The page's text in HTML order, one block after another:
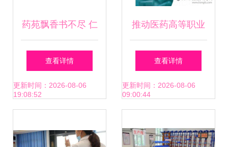
药苑飘香书不尽 仁
心宣医桥永续 医药
教学器材的诗意探
查看详情
更新时间：2026-08-06
19:08:52
推动医药高等职业
教育升级 固体制剂
设备与操作课程改
查看详情
更新时间：2026-08-06
09:00:44